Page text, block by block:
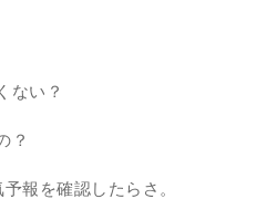
ない？
？
報を確認したらさ。